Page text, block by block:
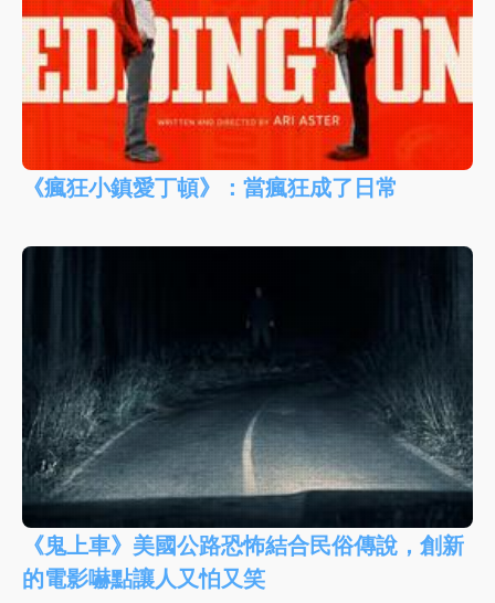
《瘋狂小鎮愛丁頓》：當瘋狂成了日常
《鬼上車》美國公路恐怖結合民俗傳說，創新
的電影嚇點讓人又怕又笑